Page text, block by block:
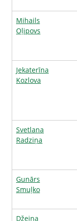
Mihails
Oļipovs
Jekaterīna
Kozlova
Svetlana
Radziņa
Gunārs
Smuļko
Džeina